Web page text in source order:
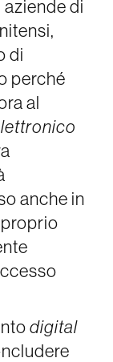
di
di
perché
al
anche in
digital